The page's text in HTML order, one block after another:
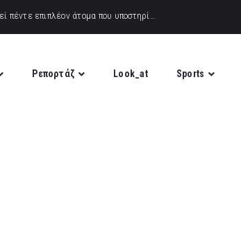
Ρεπορτάζ Look_at Sports